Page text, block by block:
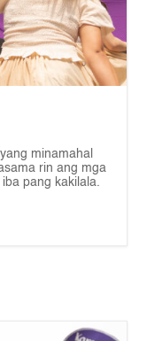
minamahal
rin ang mga
pang kakilala.